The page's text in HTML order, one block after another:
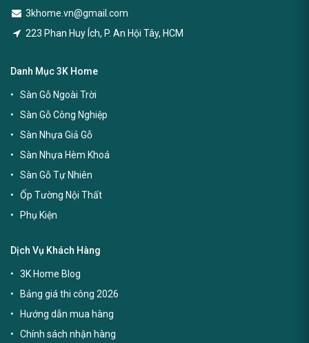
3khome.vn@gmail.com
223 Phan Huy Ích, P. An Hội Tây, HCM
Danh Mục 3K Home
Sàn Gỗ Ngoài Trời
Sàn Gỗ Công Nghiệp
Sàn Nhựa Giả Gỗ
Sàn Nhựa Hèm Khoá
Sàn Gỗ Tự Nhiên
Ốp Tường Nội Thất
Phụ Kiện
Dịch Vụ Khách Hàng
3K Home Blog
Bảng giá thi công 2026
Hướng dẫn mua hàng
Chính sách nhận hàng